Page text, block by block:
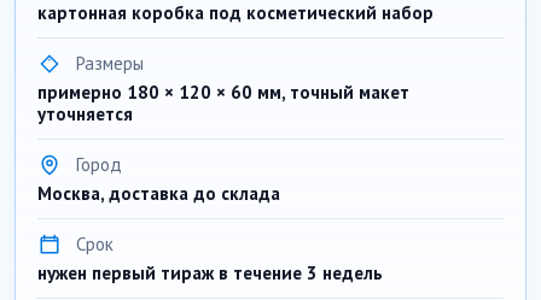
картонная коробка под косметический набор
Размеры
примерно 180 × 120 × 60 мм, точный макет
уточняется
Город
Москва, доставка до склада
Срок
нужен первый тираж в течение 3 недель